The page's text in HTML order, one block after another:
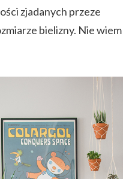
zjadanych przeze
bielizny. Nie wiem